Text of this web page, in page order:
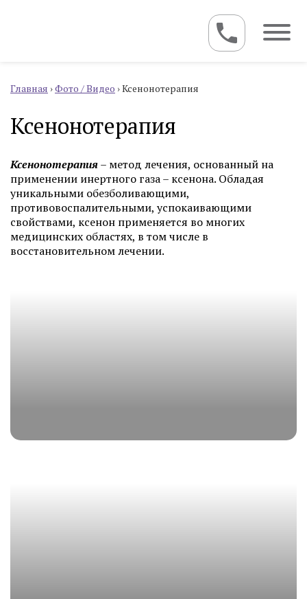
Главная ›Фото / Видео ›Ксенонотерапия
Ксенонотерапия
Ксенонотерапия– метод лечения, основанный на
применении инертного газа – ксенона. Обладая
уникальными обезболивающими,
противовоспалительными, успокаивающими
свойствами, ксенон применяется во многих
медицинских областях, в том числе в
восстановительном лечении.